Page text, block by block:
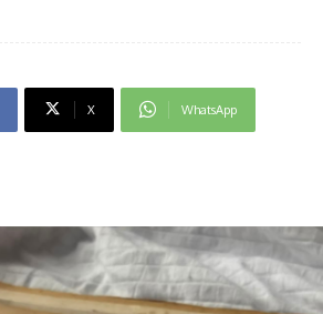
X WhatsApp